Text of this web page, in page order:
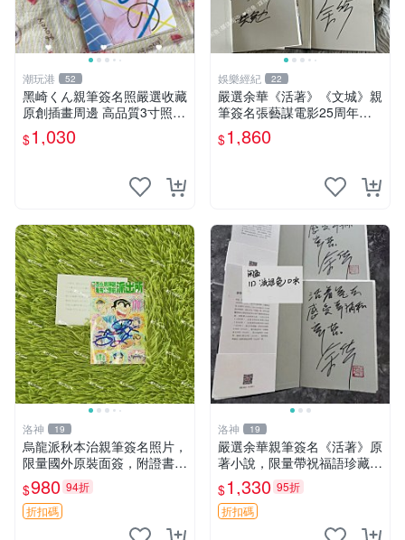
潮玩港 52
黑崎くん親筆簽名照嚴選收藏
原創插畫周邊 高品質3寸照片
原作者牧野真誦簽名 畫集插
畫周邊 3寸卡磚附送
$1,030
娛樂經紀 22
嚴選余華《活著》《文城》親
筆簽名張藝謀電影25周年特
別版小說書 經典文學 面簽確
認 活著 文城 張藝謀
$1,860
洛神 19
烏龍派秋本治親筆簽名照片，
限量國外原裝面簽，附證書確
認，6寸清晰筆跡，動漫收藏
推薦 動漫、簽名照、收藏品
$980 94折
折扣碼
洛神 19
嚴選余華親筆簽名《活著》原
著小說，限量帶祝福語珍藏版
實拍展示，收到保證原貌，發
貨前再拍確認 親筆、簽名
書、文學收藏
$1,330 95折
折扣碼